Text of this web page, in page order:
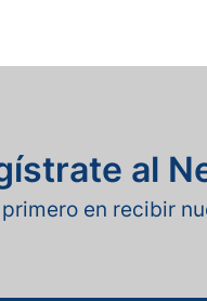
al
primero en recibir